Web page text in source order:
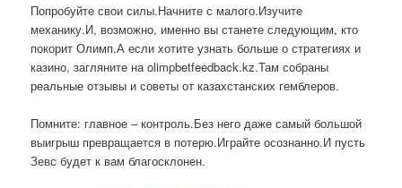
Попробуйте свои силы.Начните с малого.Изучите
механику.И, возможно, именно вы станете следующим, кто
покорит Олимп.А если хотите узнать больше о стратегиях и
казино, загляните на olimpbetfeedback.kz.Там собраны
реальные отзывы и советы от казахстанских гемблеров.
Помните: главное – контроль.Без него даже самый большой
выигрыш превращается в потерю.Играйте осознанно.И пусть
Зевс будет к вам благосклонен.